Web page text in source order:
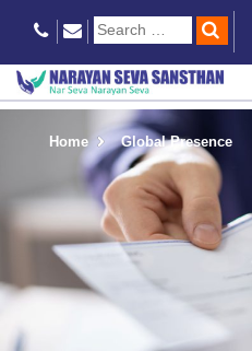
Home Global Presence